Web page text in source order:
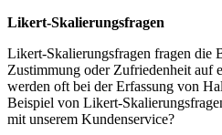
Likert-Skalierungsfragen
Likert-Skalierungsfragen fragen die
Zustimmung oder Zufriedenheit auf
werden oft bei der Erfassung von
Beispiel von Likert-
mit unserem Kundenservice?